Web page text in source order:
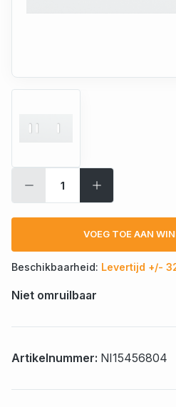
VOEG TOE AAN
Beschikbaarheid: Levertijd +/-
Niet omruilbaar
Artikelnummer: NI15456804